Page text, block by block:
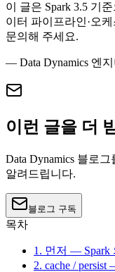
이 글은 Spark 3.5 기
이터 파이프라인·오
문의해 주세요.
— Data Dynamics 엔
이런 글을 더
Data Dynamics 블로
알려드립니다.
블로그 구독
목차
1. 먼저 — Spark
2. cache /